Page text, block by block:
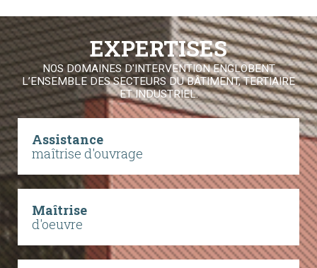
EXPERTISES
NOS DOMAINES D'INTERVENTION ENGLOBENT
L’ENSEMBLE DES SECTEURS DU BÂTIMENT, TERTIAIRE
ET INDUSTRIEL.
Assistance
maîtrise d'ouvrage
Maîtrise
d'oeuvre